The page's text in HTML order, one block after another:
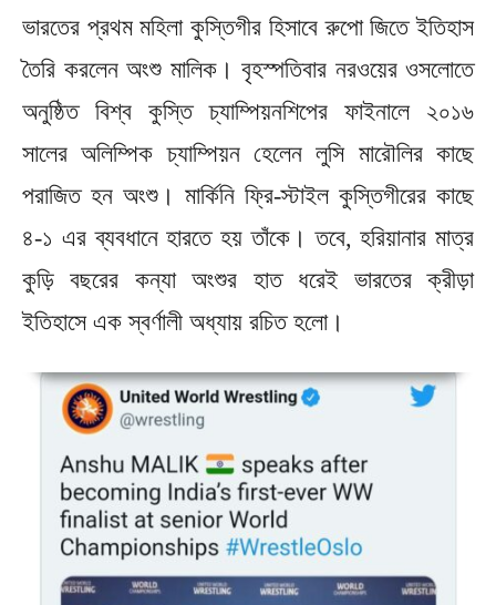
ভারতের প্রথম মহিলা কুস্তিগীর হিসাবে রুপো জিতে ইতিহাস
তৈরি করলেন অংশু মালিক। বৃহস্পতিবার নরওয়ের ওসলোতে
অনুষ্ঠিত বিশ্ব কুস্তি চ্যাম্পিয়নশিপের ফাইনালে ২০১৬
সালের অলিম্পিক চ্যাম্পিয়ন হেলেন লুসি মারৌলির কাছে
পরাজিত হন অংশু। মার্কিনি ফ্রি-স্টাইল কুস্তিগীরের কাছে
৪-১ এর ব্যবধানে হারতে হয় তাঁকে। তবে, হরিয়ানার মাত্র
কুড়ি বছরের কন্যা অংশুর হাত ধরেই ভারতের ক্রীড়া
ইতিহাসে এক স্বর্ণালী অধ্যায় রচিত হলো।